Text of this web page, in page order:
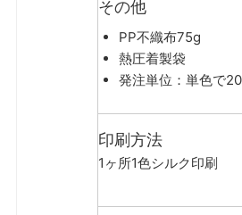
その他
PP不織布75g
熱圧着製袋
発注単位：単色で
印刷方法
1ヶ所1色シルク印刷